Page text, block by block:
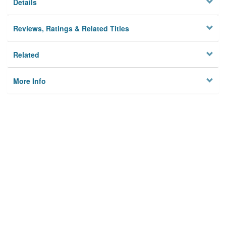
Details
Reviews, Ratings & Related Titles
Related
More Info